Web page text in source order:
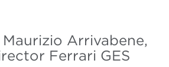
Arrivabene,
Ferrari GES